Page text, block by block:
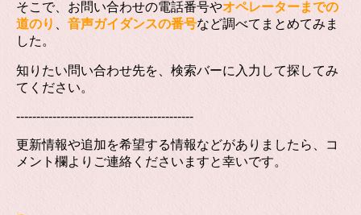
そこで、お問い合わせの電話番号やオペレーターまでの
道のり
音声ガイダンスの番号など調べてまとめてみま
した。
知りたい問い合わせ先を、検索バーに入力して探してみ
てください。
--------------------------------------------
更新情報や追加を希望する情報などがありましたら、コ
メント欄よりご連絡くださいますと幸いです。